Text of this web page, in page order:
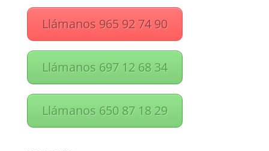
Llámanos 965 92 74 90
Llámanos 697 12 68 34
Llámanos 650 87 18 29